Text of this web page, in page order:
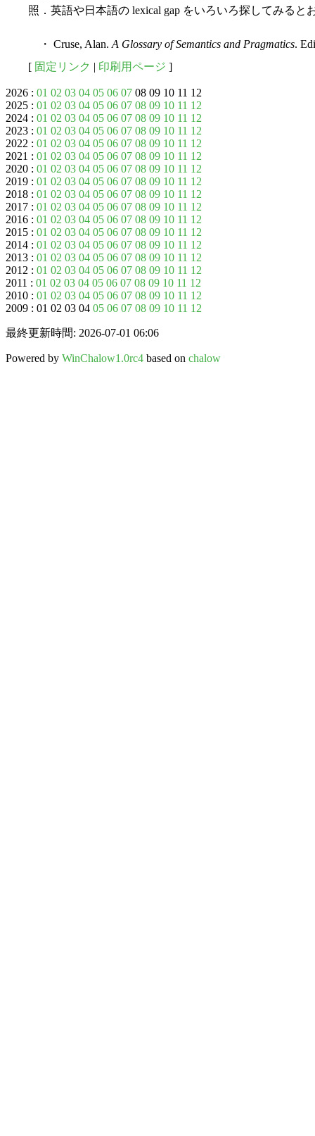
照．英語や日本語の lexical gap をいろいろ探してみると
・ Cruse, Alan. A Glossary of Semantics and Pragmatics.
[ 固定リンク | 印刷用ページ ]
2026 : 01 02 03 04 05 06 07 08 09 10 11 12
2025 : 01 02 03 04 05 06 07 08 09 10 11 12
2024 : 01 02 03 04 05 06 07 08 09 10 11 12
2023 : 01 02 03 04 05 06 07 08 09 10 11 12
2022 : 01 02 03 04 05 06 07 08 09 10 11 12
2021 : 01 02 03 04 05 06 07 08 09 10 11 12
2020 : 01 02 03 04 05 06 07 08 09 10 11 12
2019 : 01 02 03 04 05 06 07 08 09 10 11 12
2018 : 01 02 03 04 05 06 07 08 09 10 11 12
2017 : 01 02 03 04 05 06 07 08 09 10 11 12
2016 : 01 02 03 04 05 06 07 08 09 10 11 12
2015 : 01 02 03 04 05 06 07 08 09 10 11 12
2014 : 01 02 03 04 05 06 07 08 09 10 11 12
2013 : 01 02 03 04 05 06 07 08 09 10 11 12
2012 : 01 02 03 04 05 06 07 08 09 10 11 12
2011 : 01 02 03 04 05 06 07 08 09 10 11 12
2010 : 01 02 03 04 05 06 07 08 09 10 11 12
2009 : 01 02 03 04 05 06 07 08 09 10 11 12
最終更新時間: 2026-07-01 06:06
Powered by WinChalow1.0rc4 based on chalow